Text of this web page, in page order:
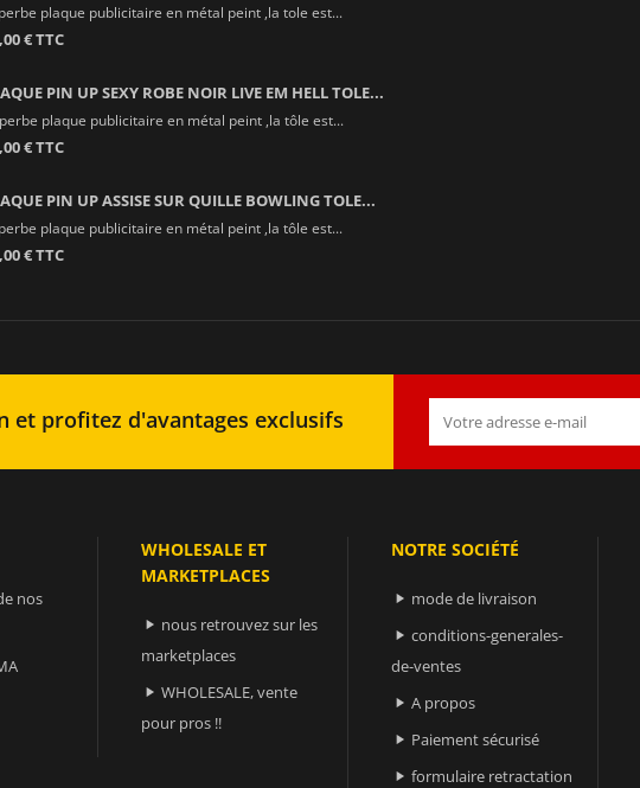
plaque publicitaire en métal peint ,la tole est...
€ TTC
PIN UP SEXY ROBE NOIR LIVE EM HELL TOLE...
plaque publicitaire en métal peint ,la tôle est...
€ TTC
PIN UP ASSISE SUR QUILLE BOWLING TOLE...
plaque publicitaire en métal peint ,la tôle est...
€ TTC
profitez d'avantages exclusifs
nos
WHOLESALE ET
MARKETPLACES
 nous retrouvez sur les
marketplaces
 WHOLESALE, vente
pour pros !!
NOTRE SOCIÉTÉ
 mode de livraison
 conditions-generales-
de-ventes
 A propos
 Paiement sécurisé
 formulaire retractation